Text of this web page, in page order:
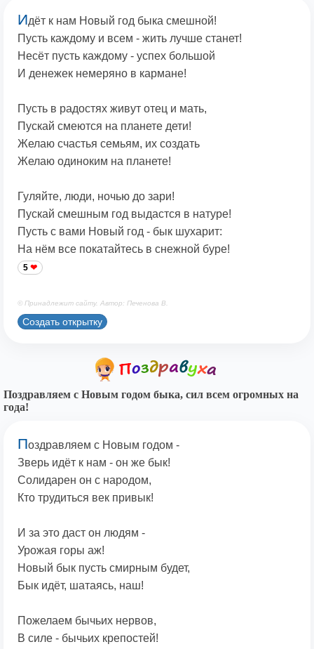
Идёт к нам Новый год быка смешной!
Пусть каждому и всем - жить лучше станет!
Несёт пусть каждому - успех большой
И денежек немеряно в кармане!
Пусть в радостях живут отец и мать,
Пускай смеются на планете дети!
Желаю счастья семьям, их создать
Желаю одиноким на планете!
Гуляйте, люди, ночью до зари!
Пускай смешным год выдастся в натуре!
Пусть с вами Новый год - бык шухарит:
На нём все покатайтесь в снежной буре!
5
© Принадлежит сайту. Автор: Печенова В.
Создать открытку
Поздравляем с Новым годом быка, сил всем огромных на
года!
Поздравляем с Новым годом -
Зверь идёт к нам - он же бык!
Солидарен он с народом,
Кто трудиться век привык!
И за это даст он людям -
Урожая горы аж!
Новый бык пусть смирным будет,
Бык идёт, шатаясь, наш!
Пожелаем бычьих нервов,
В силе - бычьих крепостей!